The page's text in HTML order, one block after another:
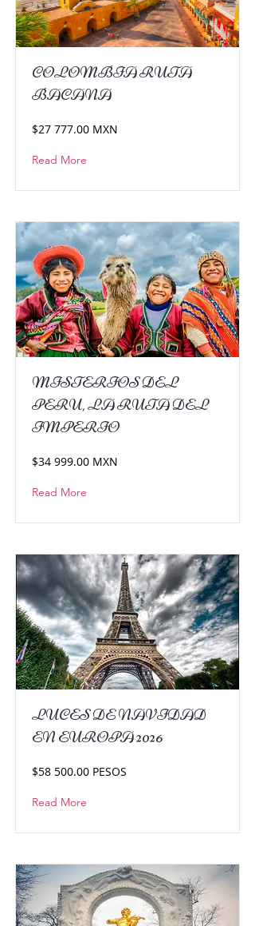
COLOMBIA RUTA
BACANA
$27 777.00 MXN
Read More
MISTERIOS DEL
PERU, LA RUTA DEL
IMPERIO
$34 999.00 MXN
Read More
LUCES DE NAVIDAD
EN EUROPA 2026
$58 500.00 PESOS
Read More